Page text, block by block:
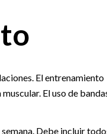
El entrenamiento
El uso de
Debe incluir